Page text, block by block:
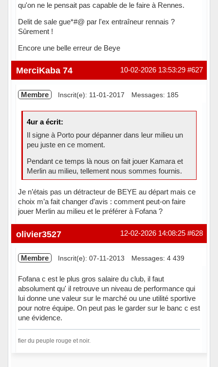
qu'on ne le pensait pas capable de le faire à Rennes.
Delit de sale gue*#@ par l'ex entraîneur rennais ?
Sûrement !
Encore une belle erreur de Beye
Hors ligne #627
10-02-2026 13:53:29
MerciKaba 74
Membre Inscrit(e): 11-01-2017 Messages: 185
4ur a écrit:
Il signe à Porto pour dépanner dans leur milieu un
peu juste en ce moment.
Pendant ce temps là nous on fait jouer Kamara et
Merlin au milieu, tellement nous sommes fournis.
Je n’étais pas un détracteur de BEYE au départ mais ce
choix m’a fait changer d’avis : comment peut-on faire
jouer Merlin au milieu et le préférer à Fofana ?
Hors ligne #628
12-02-2026 14:08:25
olivier3527
Membre Inscrit(e): 07-11-2013 Messages: 4 439
Fofana c est le plus gros salaire du club, il faut
absolument qu' il retrouve un niveau de performance qui
lui donne une valeur sur le marché ou une utilité sportive
pour notre équipe. On peut pas le garder sur le banc c est
une évidence.
fier du peuple rouge et noir.